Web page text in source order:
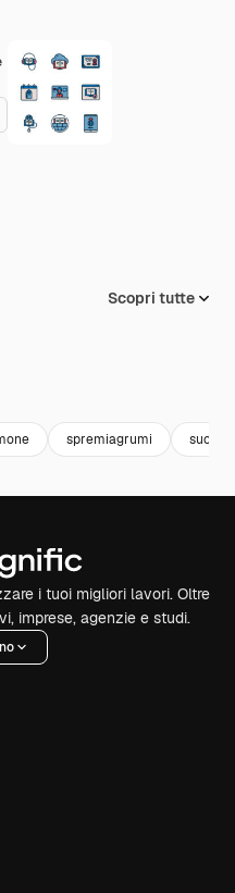
Scopri tutte
spremiagrumi succo
i tuoi migliori lavori. Oltre
imprese, agenzie e studi.